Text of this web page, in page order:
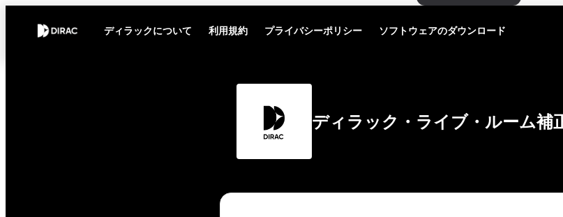
ディラックについて 利用規約 プライバシーポリシー ソフトウェアのダウンロード
ディラック・ライブ・ルーム補